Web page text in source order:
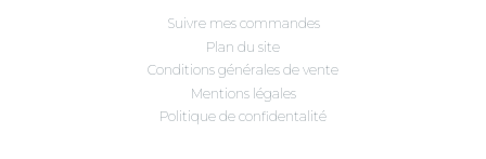
Suivre mes commandes
Plan du site
Conditions générales de vente
Mentions légales
Politique de confidentalité